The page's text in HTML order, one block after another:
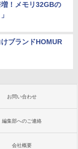
！メモリ32GBの
ブランドHOMUR
お問い合わせ
編集部へのご連絡
会社概要